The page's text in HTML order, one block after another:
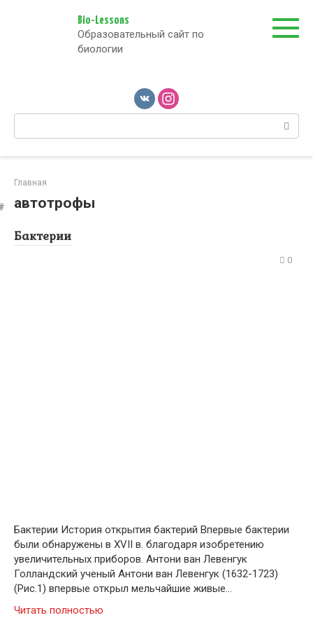
Bio-Lessons
Образовательный сайт по
биологии
Поиск:
Главная
автотрофы
Бактерии
0
Бактерии История открытия бактерий Впервые бактерии
были обнаружены в XVII в. благодаря изобретению
увеличительных приборов. Антони ван Левенгук
Голландский ученый Антони ван Левенгук (1632-1723)
(Рис.1) впервые открыл мельчайшие живые…
Читать полностью